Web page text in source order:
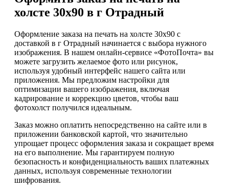
холсте 30х90 в г Отрадный
Оформление заказа на печать на холсте 30х90 с
доставкой в г Отрадный начинается с выбора нужного
изображения. В нашем онлайн-сервисе «ФотоПочта» вы
можете загрузить желаемое фото или рисунок,
используя удобный интерфейс нашего сайта или
приложения. Мы предложим настройки для
оптимизации вашего изображения, включая
кадрирование и коррекцию цветов, чтобы ваш
фотохолст получился идеальным.
Заказ можно оплатить непосредственно на сайте или в
приложении банковской картой, что значительно
упрощает процесс оформления заказа и сокращает время
на его выполнение. Мы гарантируем полную
безопасность и конфиденциальность ваших платежных
данных, используя современные технологии
шифрования.